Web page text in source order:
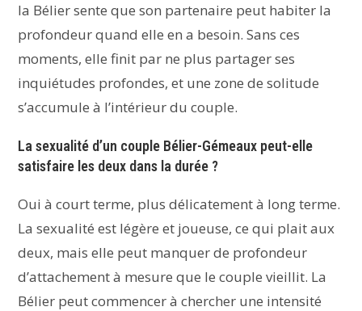
la Bélier sente que son partenaire peut habiter la
profondeur quand elle en a besoin. Sans ces
moments, elle finit par ne plus partager ses
inquiétudes profondes, et une zone de solitude
s’accumule à l’intérieur du couple.
La sexualité d’un couple Bélier-Gémeaux peut-elle
satisfaire les deux dans la durée ?
Oui à court terme, plus délicatement à long terme.
La sexualité est légère et joueuse, ce qui plait aux
deux, mais elle peut manquer de profondeur
d’attachement à mesure que le couple vieillit. La
Bélier peut commencer à chercher une intensité